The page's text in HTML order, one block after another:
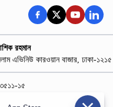
রহমান
এভিনিউ কারওয়ান বাজার, ঢাকা-১২১৫
১৫
৭০